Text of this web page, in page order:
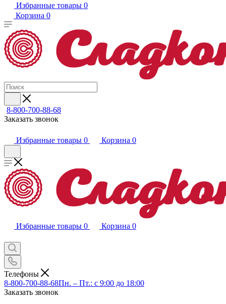
Избранные товары 0
Корзина 0
8-800-700-88-68
Заказать звонок
Избранные товары 0 Корзина 0
Избранные товары 0 Корзина 0
Телефоны
8-800-700-88-68Пн. – Пт.: с 9:00 до 18:00
Заказать звонок